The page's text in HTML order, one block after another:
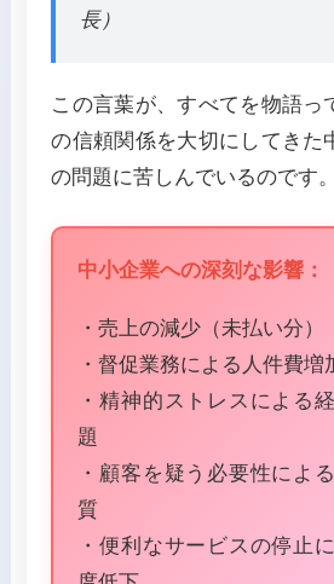
長）
この言葉が、すべてを物語っ
の信頼関係を大切にしてきた
の問題に苦しんでいるのです。
中小企業への深刻な影響：
・売上の減少（未払い分）
・督促業務による人件費増
・精神的ストレスによる
題
・顧客を疑う必要性によ
質
・便利なサービスの停止